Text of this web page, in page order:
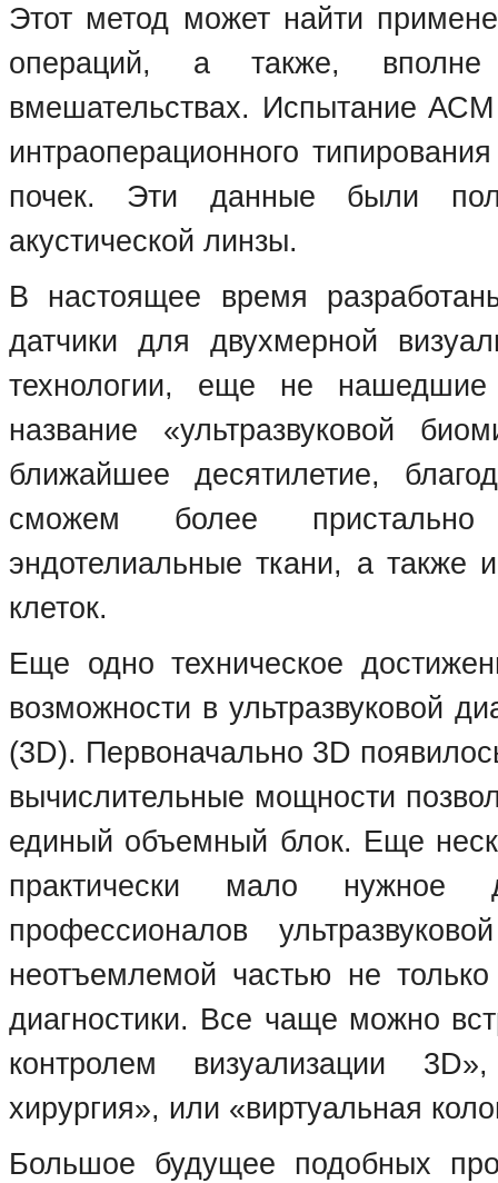
Этот метод может найти
операций, а также,
вмешательствах. Испытание
интраоперационного
почек. Эти данные были
акустической линзы.
В настоящее время
датчики для двухмерной
технологии, еще не
название «ультразвуковой
ближайшее десятилетие,
сможем более пристально
эндотелиальные ткани, а также
клеток.
Еще одно техническое
возможности в ультразвуковой
(3D). Первоначально 3D
вычислительные мощности
единый объемный блок. Еще
практически мало нужное
профессионалов
неотъемлемой частью не
диагностики. Все чаще можно
контролем визуализации
хирургия», или «виртуальная
Большое будущее подобных